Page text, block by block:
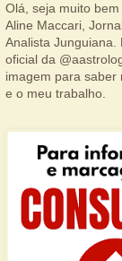
Olá, seja muito
Aline Maccari,
Analista Junguiana.
oficial da
imagem para saber
e o meu trabalho.